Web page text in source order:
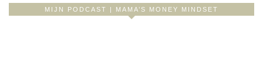
MIJN PODCAST | MAMA’S MONEY MINDSET